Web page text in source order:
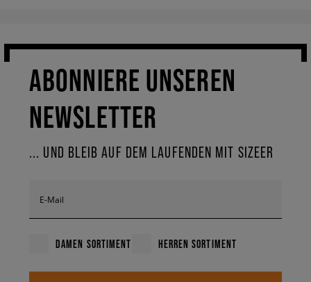
ABONNIERE UNSEREN
NEWSLETTER
... UND BLEIB AUF DEM LAUFENDEN MIT SIZEER
E-Mail
DAMEN SORTIMENT HERREN SORTIMENT